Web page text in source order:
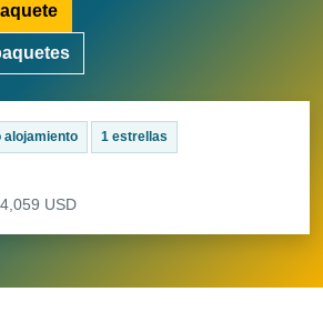
alojamiento 1 estrellas
USD